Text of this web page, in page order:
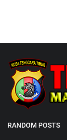
RANDOM POSTS